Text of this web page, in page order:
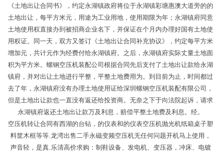
《土地出让合同书》，约定永湖镇政府将位于永湖镇彩塘惠澳大道旁的的
土地出让，每平方米元，用途为工业用地，使用期限为年；永湖镇府同意
土地使用权直接办到被招商企业名下，并保证在个月内办理好国有土地使
用权证。同一天，双方又签订《土地出让合同补充协议》，约定每平方米
增加元，共计元作为经费付给永湖镇府。之后，永湖镇府实际丈量土地面
积为平方米。螺钢空压机装配公司根据合同先后支付了土地出让款给永湖
镇府，并对出让土地进行平整，平整土地费用为。到目前为止，时间都过
去了年，永湖镇府没有办理土地使用证给深圳螺钢空压机装配有限公司，
但是土地出让款也一直没有返还给投资商。无奈之下于向法院起诉，请求
永湖镇府返还土地出让款万及利息，赔偿平整土地费及利息。经。
空压机转让合同有西湖的台钻，的仪表和的仪表空压机抛光机纸箱桌子塑
料筐木框等等.龙湾出售二手永磁变频空压机无任何问题开机马上使用，
声音轻，是真.乐清高价求购：制鞋设备、发电机、变压器，冲床、电镀